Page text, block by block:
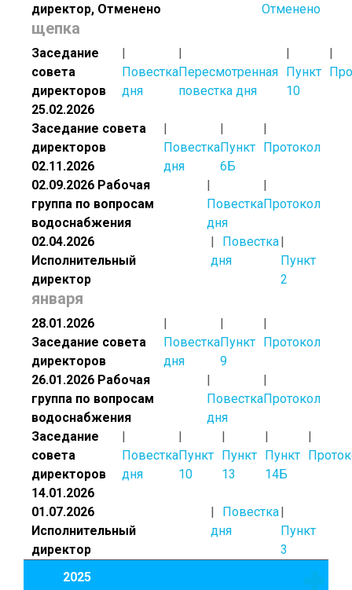
директор, Отменено Отменено
щепка
Заседание
совета
директоров
25.02.2026
Повестка
дня
Пересмотренная
повестка дня
Пункт
10
Заседание совета
директоров
02.11.2026
Повестка
дня
Пункт
6Б
Протокол
02.09.2026 Рабочая
группа по вопросам
водоснабжения
Повестка
дня
Протокол
02.04.2026
Исполнительный
директор
Повестка
дня
Пункт
2
января
28.01.2026
Заседание совета
директоров
Повестка
дня
Пункт
9
Протокол
26.01.2026 Рабочая
группа по вопросам
водоснабжения
Повестка
дня
Протокол
Заседание
совета
директоров
14.01.2026
Повестка
дня
Пункт
10
Пункт
13
Пункт
14Б
01.07.2026
Исполнительный
директор
Повестка
дня
Пункт
3
2025